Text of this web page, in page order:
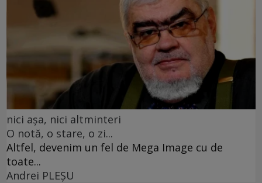
nici așa, nici altminteri
O notă, o stare, o zi...
Altfel, devenim un fel de Mega Image cu de
toate...
Andrei PLEŞU